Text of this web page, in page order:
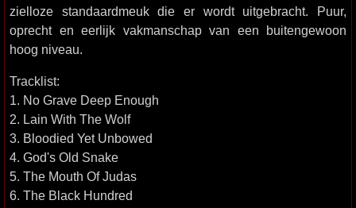
zielloze standaardmeuk die er wordt uitgebracht. Puur,
oprecht en eerlijk vakmanschap van een buitengewoon
hoog niveau.
Tracklist:
1. No Grave Deep Enough
2. Lain With The Wolf
3. Bloodied Yet Unbowed
4. God's Old Snake
5. The Mouth Of Judas
6. The Black Hundred